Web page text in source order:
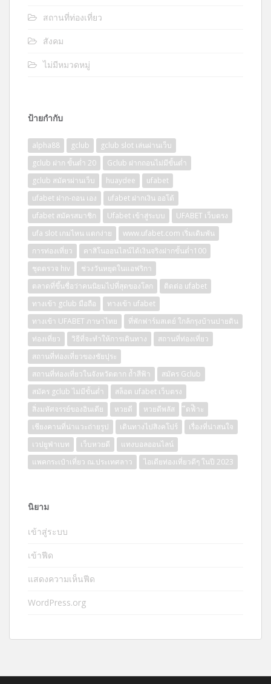
สถานที่ท่องเที่ยว
สังคม
ไม่มีหมวดหมู่
ป้ายกำกับ
alpha88 gclub
gclub slot เล่นผ่านเว็บ
gclub ฝาก ขั้นต่ำ 20
Gclub ฝากถอนไม่มีขั้นต่ำ
gclub สมัครผ่านเว็บ
huaydee
ufabet
ufabet ฝาก-ถอน เอง
ufabet ฝากเงิน ออโต้
ufabet สมัครสมาชิก
Ufabet เข้าสู่ระบบ
UFABET เว็บตรง
ufa slot เกมไหน แตกง่าย
www.ufabet.com เริ่มเดิมพัน
การท่องเที่ยว
คาสิโนออนไลน์ได้เงินจริงฝากขั้นต่ำ100
ชุดตรวจ hiv
ช่วงวันหยุดในแอฟริกา
ตลาดที่ขึ้นชื่อว่าคนนิยมไปที่สุดของโลก
ติดต่อ ufabet
ทางเข้า gclub มือถือ
ทางเข้า ufabet
ทางเข้า UFABET ภาษาไทย
ที่พักฟาร์มสเตย์ ใกล้กรุงบ้านปายดิน
ท่องเที่ยว
วิธีที่จะทำให้การเดินทาง
สถานที่ท่องเที่ยว
สถานที่ท่องเที่ยวของชัยปุระ
สถานที่ท่องเที่ยวในจังหวัดตาก ถ้ำสีฟ้า
สมัคร Gclub
สมัคร gclub ไม่มีขั้นต่ำ
สล็อต ufabet เว็บตรง
สิ่งมหัศจรรย์ของอินเดีย
หวยดี หวยดีพลัส
ีดฟิำะ
เชียงคานที่น่าแวะถ่ายรูป
เดินทางไปสิงคโปร์
เรื่องที่น่าสนใจ
เวปยูฟ่าเบท
เว็บหวยดี
แทงบอลออนไลน์
แพคกระเป๋าเที่ยว ณ.ประเทศลาว
ไอเดียท่องเที่ยวดีๆ ในปี 2023
นิยาม
เข้าสู่ระบบ
เข้าฟีด
แสดงความเห็นฟีด
WordPress.org